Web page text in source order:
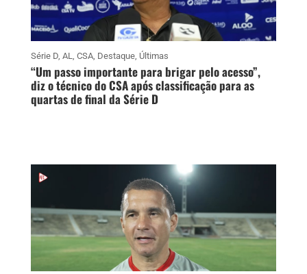
Série D, AL CSA, Destaque, Últimas
“Um passo importante para brigar pelo acesso”,
diz o técnico do CSA após classificação para as
quartas de final da Série D